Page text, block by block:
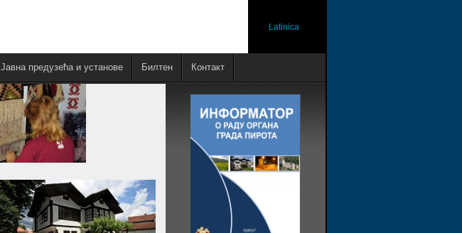
Latinica
Јавна предузећа и установе Билтен Контакт